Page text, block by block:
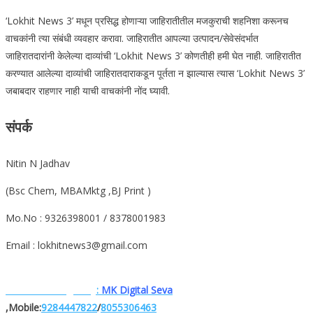
‘Lokhit News 3’ मधून प्रसिद्ध होणाऱ्या जाहिरातीतील मजकुराची शहनिशा करूनच
वाचकांनी त्या संबंधी व्यवहार करावा. जाहिरातीत आपल्या उत्पादन/सेवेसंदर्भात
जाहिरातदारांनी केलेल्या दाव्यांची ‘Lokhit News 3’ कोणतीही हमी घेत नाही. जाहिरातीत
करण्यात आलेल्या दाव्यांची जाहिरातदाराकडून पूर्तता न झाल्यास त्यास ‘Lokhit News 3’
जबाबदार राहणार नाही याची वाचकांनी नोंद घ्यावी.
संपर्क
Nitin N Jadhav
(Bsc Chem, MBAMktg ,BJ Print )
Mo.No : 9326398001 / 8378001983
Email : lokhitnews3@gmail.com
: MK Digital Seva
,Mobile:9284447822/8055306463